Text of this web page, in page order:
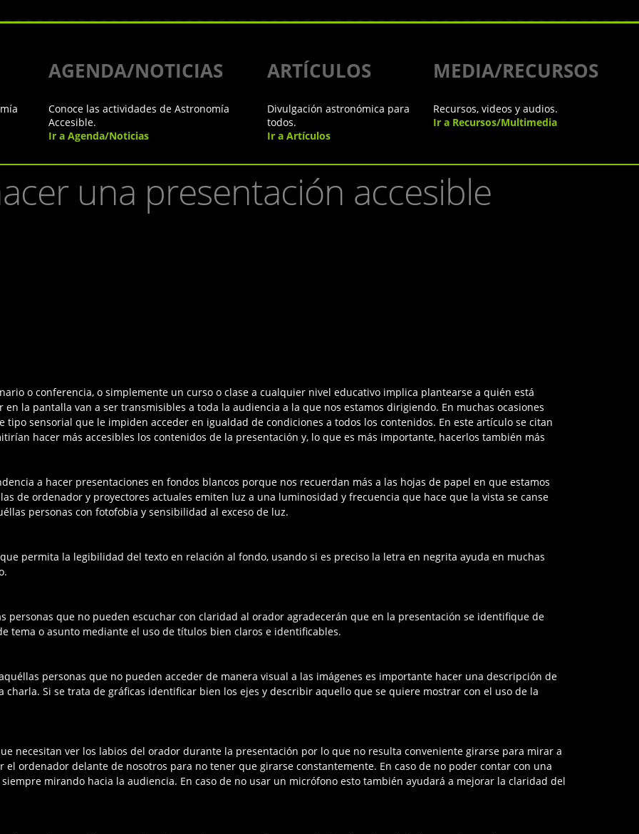
AGENDA/NOTICIAS ARTÍCULOS MEDIA/RECURSOS
Conoce las actividades de Astronomía
Accesible.
Ir a Agenda/Noticias
Divulgación astronómica para
todos.
Ir a Artículos
Recursos, videos y audios.
Ir a Recursos/Multimedia
una presentación accesible
o conferencia, o simplemente un curso o clase a cualquier nivel educativo implica plantearse a quién está
la pantalla van a ser transmisibles a toda la audiencia a la que nos estamos dirigiendo. En muchas ocasiones
sensorial que le impiden acceder en igualdad de condiciones a todos los contenidos. En este artículo se citan
hacer más accesibles los contenidos de la presentación y, lo que es más importante, hacerlos también más
a hacer presentaciones en fondos blancos porque nos recuerdan más a las hojas de papel en que estamos
de ordenador y proyectores actuales emiten luz a una luminosidad y frecuencia que hace que la vista se canse
personas con fotofobia y sensibilidad al exceso de luz.
permita la legibilidad del texto en relación al fondo, usando si es preciso la letra en negrita ayuda en muchas
personas que no pueden escuchar con claridad al orador agradecerán que en la presentación se identifique de
tema o asunto mediante el uso de títulos bien claros e identificables.
personas que no pueden acceder de manera visual a las imágenes es importante hacer una descripción de
charla. Si se trata de gráficas identificar bien los ejes y describir aquello que se quiere mostrar con el uso de la
necesitan ver los labios del orador durante la presentación por lo que no resulta conveniente girarse para mirar a
ordenador delante de nosotros para no tener que girarse constantemente. En caso de no poder contar con una
mirando hacia la audiencia. En caso de no usar un micrófono esto también ayudará a mejorar la claridad del